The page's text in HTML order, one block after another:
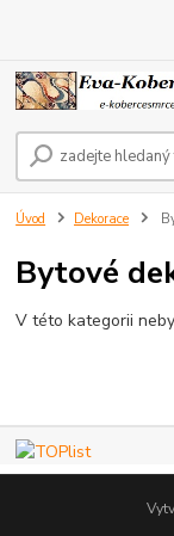
Úvod Dekorace
Bytové
V této kategorii